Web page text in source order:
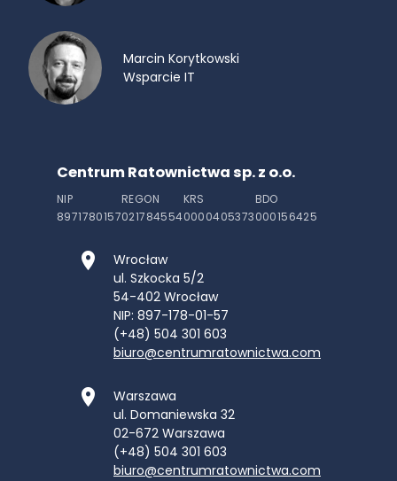
Marcin Korytkowski
Wsparcie IT
Centrum Ratownictwa sp. z o.o.
NIP
8971780157
REGON
021784554
KRS
0000405373
BDO
000156425
Wrocław
ul. Szkocka 5/2
54-402 Wrocław
NIP: 897-178-01-57
(+48) 504 301 603
biuro@centrumratownictwa.com
Warszawa
ul. Domaniewska 32
02-672 Warszawa
(+48) 504 301 603
biuro@centrumratownictwa.com